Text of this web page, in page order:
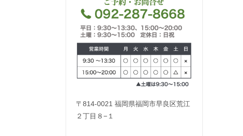
〒814-0021 福岡県福岡市早良区荒江
２丁目８−１